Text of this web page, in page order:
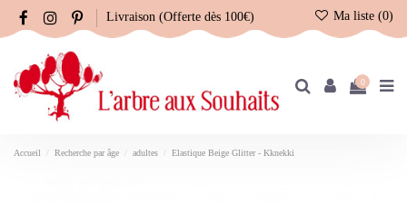
Livraison (Offerte dès 100€) Ma liste (0)
0
Accueil Recherche par âge adultes Elastique Beige Glitter - Kknekki